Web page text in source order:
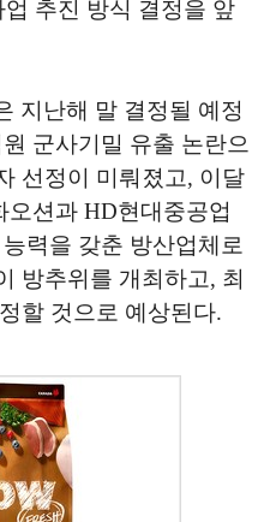
추진 방식 결정을 앞
지난해 말 결정될 예정
군사기밀 유출 논란으
선정이 미뤄졌고, 이달
션과 HD현대중공업
력을 갖춘 방산업체로
방추위를 개최하고, 최
할 것으로 예상된다.